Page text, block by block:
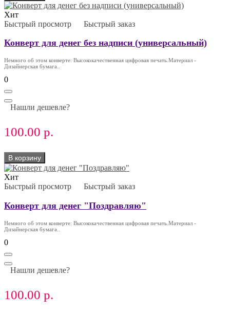
Хит
Быстрый просмотр
Быстрый заказ
Конверт для денег без надписи (универсальный)
Немного об этом конверте: Высококачественная цифровая печать.Материал -
Дизайнерская бумага..
0
Нашли дешевле?
100.00 р.
В корзину
Хит
Быстрый просмотр
Быстрый заказ
Конверт для денег "Поздравляю"
Немного об этом конверте: Высококачественная цифровая печать.Материал -
Дизайнерская бумага..
0
Нашли дешевле?
100.00 р.